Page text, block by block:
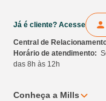
Já é cliente? Acesse
Central de
Horário de atendimento:
das 8h às 12h
Conheça a Mills